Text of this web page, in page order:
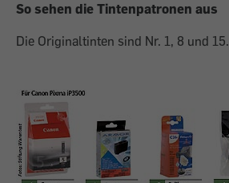
So sehen die Tintenpatronen aus
Die Originaltinten sind Nr. 1, 8 und 15.